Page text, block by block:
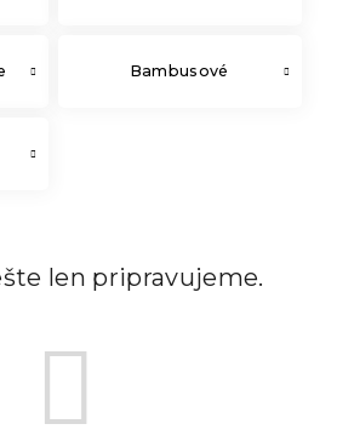
Bambusové
len pripravujeme.